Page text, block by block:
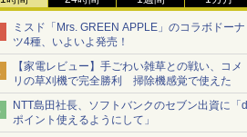
ミスド「Mrs. GREEN APPLE」のコラボドーナ
ツ4種、いよいよ発売！
【家電レビュー】手ごわい雑草との戦い、コメ
リの草刈機で完全勝利 掃除機感覚で使えた
NTT島田社長、ソフトバンクのセブン出資に「d
ポイント使えるようにして」